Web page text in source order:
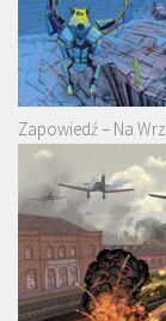
Zapowiedź – Na